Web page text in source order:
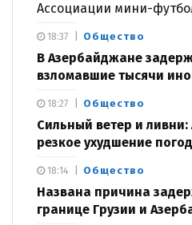
Ассоциации мини-
Общество
В Азербайджане
взломавшие тысячи
18:37
Общество
Сильный ветер и
резкое ухудшение
18:27
Общество
Названа причина
границе Грузии и
18:14